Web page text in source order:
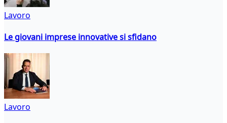
Lavoro
Le giovani imprese innovative si sfidano
Lavoro